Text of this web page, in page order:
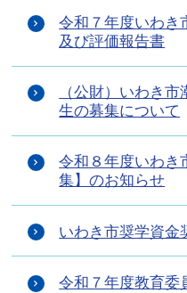
令和７年度いわき
及び評価報告書
（公財）いわき
生の募集について
令和８年度いわき
集】のお知らせ
いわき市奨学資金
令和７年度教育委